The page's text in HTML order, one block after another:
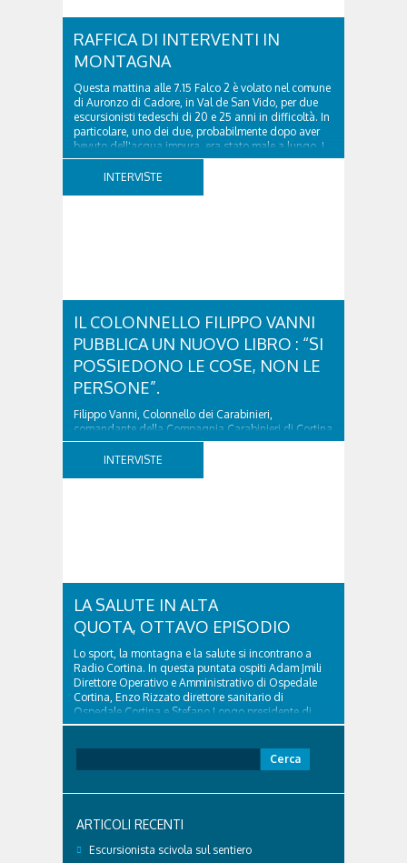
RAFFICA DI INTERVENTI IN
MONTAGNA
Questa mattina alle 7.15 Falco 2 è volato nel comune
di Auronzo di Cadore, in Val de San Vido, per due
escursionisti tedeschi di 20 e 25 anni in difficoltà. In
particolare, uno dei due, probabilmente dopo aver
bevuto dell'acqua impura, era stato male a lungo. I
due ragazzi, che avevano passato...
INTERVISTE
IL COLONNELLO FILIPPO VANNI
PUBBLICA UN NUOVO LIBRO : “SI
POSSIEDONO LE COSE, NON LE
PERSONE”.
Filippo Vanni, Colonnello dei Carabinieri,
comandante della Compagnia Carabinieri di Cortina
d’Ampezzo sino al 2010, esperto di legislazione
nazionale ed europea, è l’ideatore del progetto di
INTERVISTE
LA SALUTE IN ALTA
QUOTA, OTTAVO EPISODIO
Lo sport, la montagna e la salute si incontrano a
Radio Cortina. In questa puntata ospiti Adam Jmili
Direttore Operativo e Amministrativo di Ospedale
Cortina, Enzo Rizzato direttore sanitario di
Ospedale Cortina e Stefano Longo presidente di
Fondazione Cortina. GVM Care & Research –...
per:
ARTICOLI RECENTI
Escursionista scivola sul sentiero